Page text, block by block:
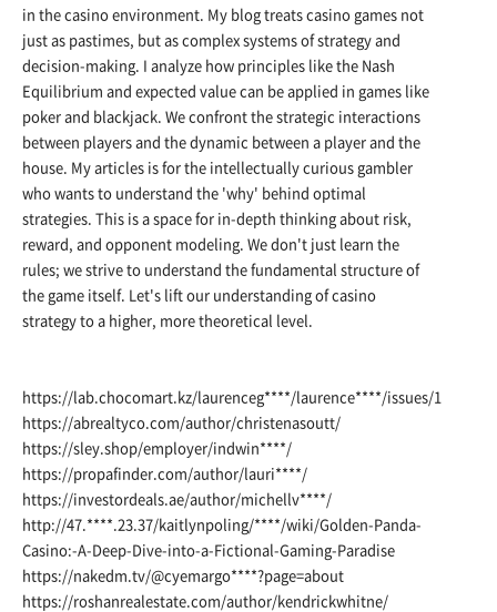
in the casino environment. My blog treats casino games not
just as pastimes, but as complex systems of strategy and
decision-making. I analyze how principles like the Nash
Equilibrium and expected value can be applied in games like
poker and blackjack. We confront the strategic interactions
between players and the dynamic between a player and the
house. My articles is for the intellectually curious gambler
who wants to understand the 'why' behind optimal
strategies. This is a space for in-depth thinking about risk,
reward, and opponent modeling. We don't just learn the
rules; we strive to understand the fundamental structure of
the game itself. Let's lift our understanding of casino
strategy to a higher, more theoretical level.
https://lab.chocomart.kz/laurenceg****/laurence****/issues/1
https://abrealtyco.com/author/christenasoutt/
https://sley.shop/employer/indwin****/
https://propafinder.com/author/lauri****/
https://investordeals.ae/author/michellv****/
http://47.****.23.37/kaitlynpoling/****/wiki/Golden-Panda-
Casino:-A-Deep-Dive-into-a-Fictional-Gaming-Paradise
https://nakedm.tv/@cyemargo****?page=about
https://roshanrealestate.com/author/kendrickwhitne/